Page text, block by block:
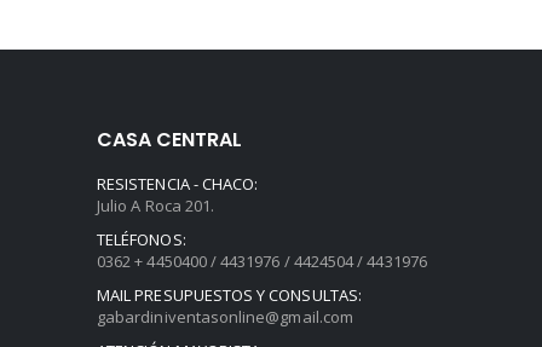
CASA CENTRAL
RESISTENCIA - CHACO:
Julio A Roca 201.
TELÉFONOS:
0362 + 4450400 / 4431976 / 4424504 / 4431976
MAIL PRESUPUESTOS Y CONSULTAS:
gabardiniventasonline@gmail.com